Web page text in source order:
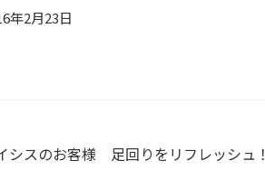
年2月23日
シスのお客様 足回りをリフレッシュ！